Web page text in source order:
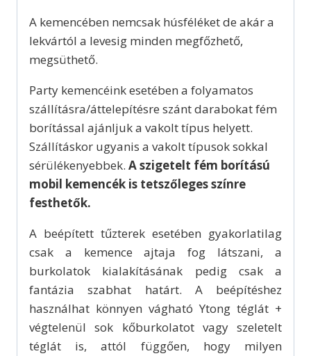
A kemencében nemcsak húsféléket de akár a
lekvártól a levesig minden megfőzhető,
megsüthető.
Party kemencéink esetében a folyamatos
szállításra/áttelepítésre szánt darabokat fém
borítással ajánljuk a vakolt típus helyett.
Szállításkor ugyanis a vakolt típusok sokkal
sérülékenyebbek. A szigetelt fém borítású
mobil kemencék is tetszőleges színre
festhetők.
A beépített tűzterek esetében gyakorlatilag
csak a kemence ajtaja fog látszani, a
burkolatok kialakításának pedig csak a
fantázia szabhat határt. A beépítéshez
használhat könnyen vágható Ytong téglát +
végtelenül sok kőburkolatot vagy szeletelt
téglát is, attól függően, hogy milyen